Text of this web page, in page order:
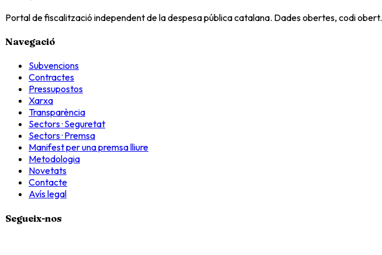
Portal de fiscalització independent de la despesa pública catalana. Dades obertes, codi obert.
Navegació
Subvencions
Contractes
Pressupostos
Xarxa
Transparència
Sectors · Seguretat
Sectors · Premsa
Manifest per una premsa lliure
Metodologia
Novetats
Contacte
Avís legal
Segueix-nos